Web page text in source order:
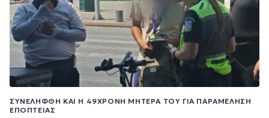
ΣΥΝΕΛΉΦΘΗ ΚΑΙ Η 49ΧΡΟΝΗ ΜΗΤΈΡΑ ΤΟΥ ΓΙΑ ΠΑΡΑΜΈΛΗΣΗ
ΕΠΟΠΤΕΊΑΣ